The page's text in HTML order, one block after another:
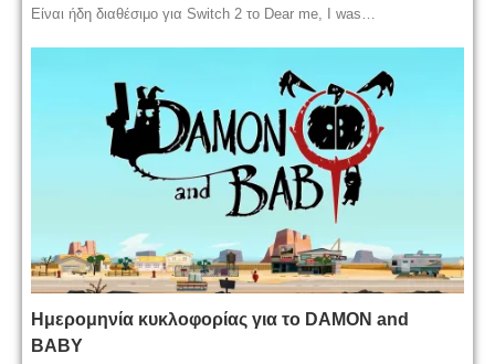
Είναι ήδη διαθέσιμο για Switch 2 το Dear me, I was…
Ημερομηνία κυκλοφορίας για το DAMON and
BABY